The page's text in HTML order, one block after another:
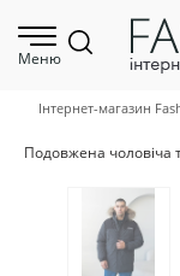
Меню
Інтернет-магазин
Подовжена чоловіча